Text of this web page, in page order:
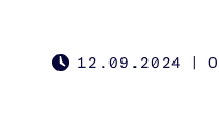
PUBLISHED
12.09.2024 |